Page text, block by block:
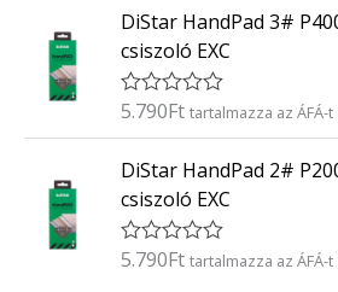
/
5
é
e
l
s
:
/
5
DiStar HandPad 3#
csiszoló EXC
É
é
e
l
é
s
5.790Ft tartalmazza az ÁFÁ-t
DiStar HandPad 2#
csiszoló EXC
É
5.790Ft tartalmazza az ÁFÁ-t